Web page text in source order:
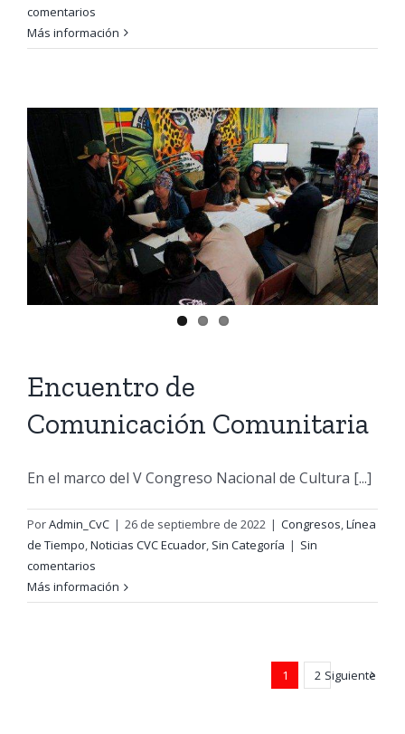
comentarios
Más información
Encuentro de
Comunicación Comunitaria
En el marco del V Congreso Nacional de Cultura [...]
PorAdmin_CvC | 26 de septiembre de 2022 | Congresos,Línea
de Tiempo,Noticias CVC Ecuador, Sin Categoría | Sin
comentarios
Más información
1 2 Siguiente